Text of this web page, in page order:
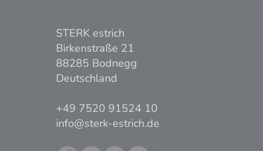
STERK estrich
Birkenstraße 21
88285 Bodnegg
Deutschland
+49 7520 91524 10
info@sterk-estrich.de